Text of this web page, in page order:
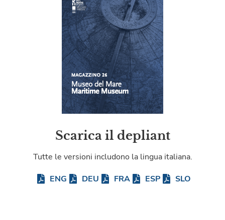
Scarica il depliant
Tutte le versioni includono la lingua italiana.
ENG
DEU FRA ESP SLO